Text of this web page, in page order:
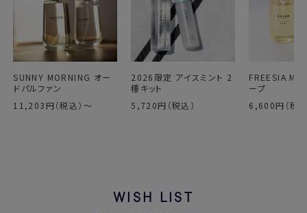
SUNNY MORNING オー
ドパルファン
11,203円（税込）～
2026限定 アイスミント 2
種キット
5,720円（税込）
FREESIA
ープ
6,600円（税込
WISH LIST